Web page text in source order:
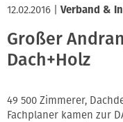
12.02.2016 Verband &
Großer
Dach+Holz
49 500 Zimmerer,
Fachplaner kamen zur